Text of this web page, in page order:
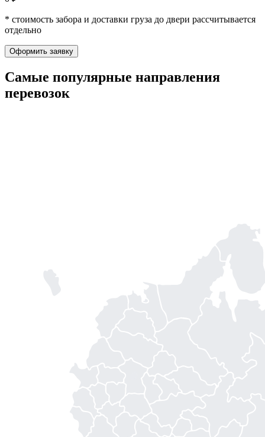
* стоимость забора и доставки груза до двери рассчитывается
отдельно
Оформить заявку
Самые популярные направления
перевозок